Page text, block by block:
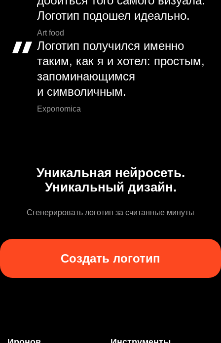
Логотип подошел идеально.
Art food
Логотип получился именно
таким, как я и хотел: простым,
запоминающимся
и символичным.
Exponomica
Уникальная нейросеть.
Уникальный дизайн.
Сгенерировать логотип за считанные минуты
Создать логотип